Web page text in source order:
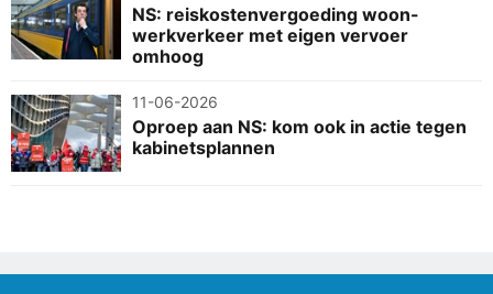
NS: reiskostenvergoeding woon-
werkverkeer met eigen vervoer
omhoog
11-06-2026
Oproep aan NS: kom ook in actie tegen
kabinetsplannen